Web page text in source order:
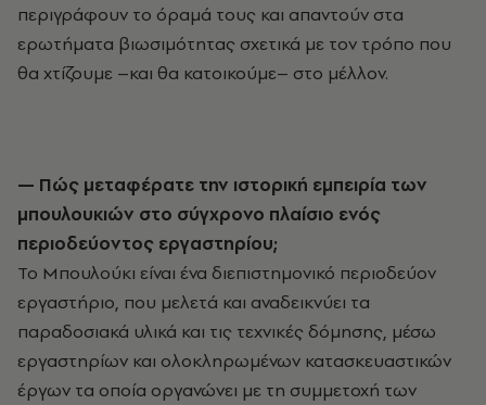
περιγράφουν το όραμά τους και απαντούν στα
ερωτήματα βιωσιμότητας σχετικά με τον τρόπο που
θα χτίζουμε –και θα κατοικούμε– στο μέλλον.
— Πώς μεταφέρατε την ιστορική εμπειρία των
μπουλουκιών στο σύγχρονο πλαίσιο ενός
περιοδεύοντος εργαστηρίου;
Το Μπουλούκι είναι ένα διεπιστημονικό περιοδεύον
εργαστήριο, που μελετά και αναδεικνύει τα
παραδοσιακά υλικά και τις τεχνικές δόμησης, μέσω
εργαστηρίων και ολοκληρωμένων κατασκευαστικών
έργων τα οποία οργανώνει με τη συμμετοχή των